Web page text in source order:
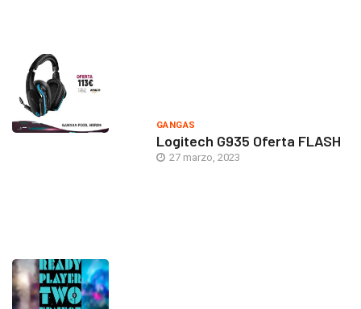
GANGAS
Logitech G935 Oferta FLASH
27 marzo, 2023